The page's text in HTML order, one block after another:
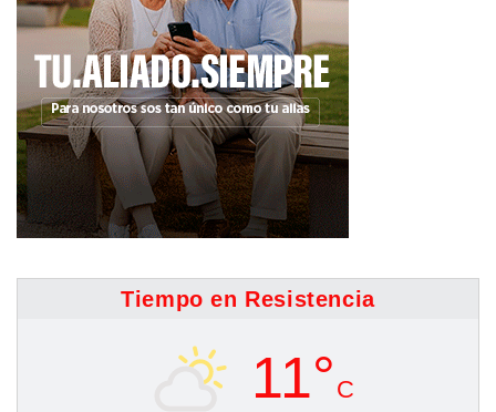
Tiempo en Resistencia
11° C